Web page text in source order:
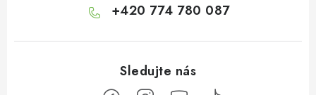
+420 774 780 087